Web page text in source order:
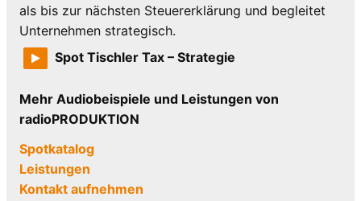
als bis zur nächsten Steuererklärung und begleitet
Unternehmen strategisch.
Spot Tischler Tax – Strategie
Mehr Audiobeispiele und Leistungen von
radioPRODUKTION
Spotkatalog
Leistungen
Kontakt aufnehmen